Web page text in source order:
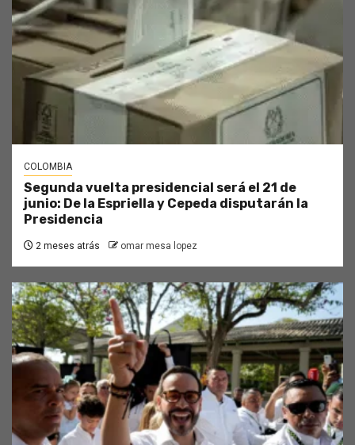
COLOMBIA
Segunda vuelta presidencial será el 21 de
junio: De la Espriella y Cepeda disputarán la
Presidencia
2 meses atrás omar mesa lopez